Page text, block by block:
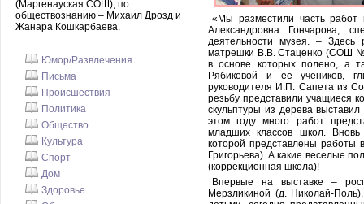
(Маргенауская СОШ), по
обществознанию – Михаил Дрозд и
Жанара Кошкарбаева.
Юмор/Развлечения
Письма
Происшествия
Политика
Общество
Культура
Спорт
Дом
Здоровье
«Мы разместили часть работ
Александровна Гончарова,
деятельности музея. –
матрешки В.В. Стаценко (СОШ №
в основе которых полено, а
Рябиковой и ее учеников,
руководителя И.П. Сапета из
резьбу представили учащиеся
скульптуры из дерева
этом году много работ
младших классов школ. Вновь
которой представлены работы
Григорьева). А какие веселые
(коррекционная школа)!
Впервые на выставке –
Мерзликиной (д. Николай-